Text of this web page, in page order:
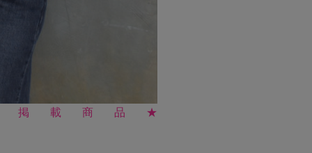
掲載商品★